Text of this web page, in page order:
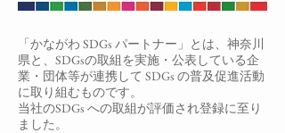
「かながわ SDGs パートナー」とは、神奈川
県と、SDGsの取組を実施・公表している企
業・団体等が連携して SDGs の普及促進活動
に取り組むものです。
当社のSDGs への取組が評価され登録に至り
ました。